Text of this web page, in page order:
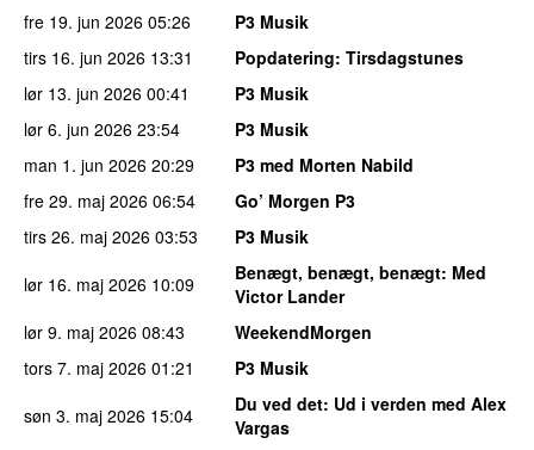
fre 19. jun 2026 05:26
P3 Musik
tirs 16. jun 2026 13:31 Popdatering: Tirsdagstunes
lør 13. jun 2026 00:41
P3 Musik
lør 6. jun 2026 23:54
P3 Musik
man 1. jun 2026 20:29
P3 med Morten Nabild
fre 29. maj 2026 06:54
Go’ Morgen P3
tirs 26. maj 2026 03:53
P3 Musik
lør 16. maj 2026 10:09 Benægt, benægt, benægt: Med
Victor Lander
lør 9. maj 2026 08:43
WeekendMorgen
tors 7. maj 2026 01:21
P3 Musik
søn 3. maj 2026 15:04 Du ved det: Ud i verden med Alex
Vargas